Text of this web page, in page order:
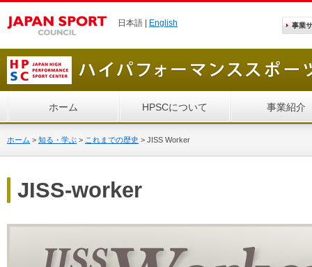
日本語 | English 事業
ホーム HPSCについて 事業紹介
ホーム > 知る・学ぶ > これまでの歴史 > JISS Worker
JISS-worker